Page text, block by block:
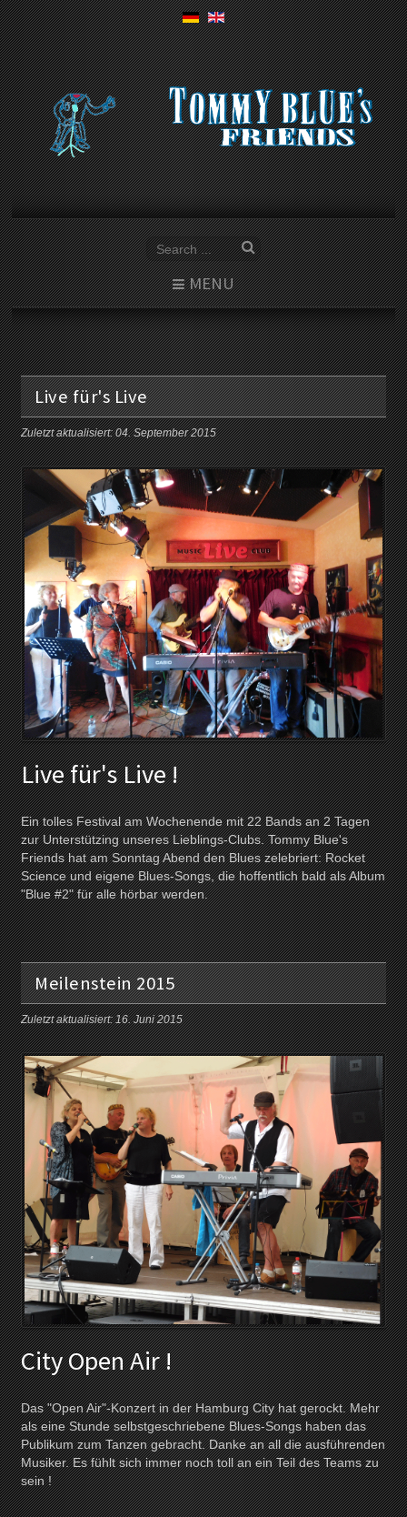
MENU
Live für's Live
Zuletzt aktualisiert: 04. September 2015
Live für's Live !
Ein tolles Festival am Wochenende mit 22 Bands an 2 Tagen
zur Unterstützing unseres Lieblings-Clubs. Tommy Blue's
Friends hat am Sonntag Abend den Blues zelebriert: Rocket
Science und eigene Blues-Songs, die hoffentlich bald als Album
"Blue #2" für alle hörbar werden.
Meilenstein 2015
Zuletzt aktualisiert: 16. Juni 2015
City Open Air !
Das "Open Air"-Konzert in der Hamburg City hat gerockt. Mehr
als eine Stunde selbstgeschriebene Blues-Songs haben das
Publikum zum Tanzen gebracht. Danke an all die ausführenden
Musiker. Es fühlt sich immer noch toll an ein Teil des Teams zu
sein !